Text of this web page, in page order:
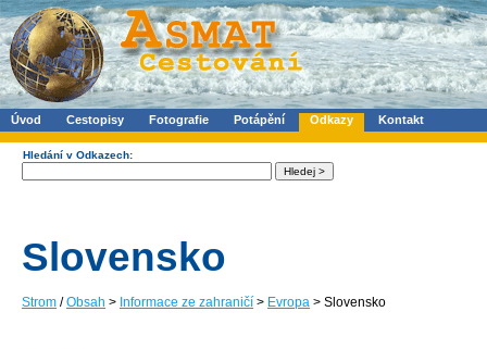
Úvod Cestopisy Fotografie Potápění Odkazy Kontakt
Hledání v Odkazech:
Slovensko
Strom /Obsah > Informace ze zahraničí > Evropa > Slovensko